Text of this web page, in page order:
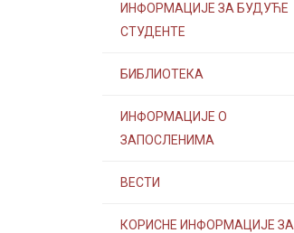
ИНФОРМАЦИЈЕ ЗА БУДУЋЕ
СТУДЕНТЕ
БИБЛИОТЕКА
ИНФОРМАЦИЈЕ О
ЗАПОСЛЕНИМА
ВЕСТИ
КОРИСНЕ ИНФОРМАЦИЈЕ ЗА